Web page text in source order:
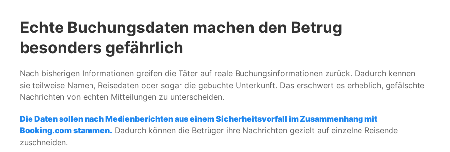
Echte Buchungsdaten machen den Betrug
besonders gefährlich
Nach bisherigen Informationen greifen die Täter auf reale Buchungsinformationen zurück. Dadurch kennen
sie teilweise Namen, Reisedaten oder sogar die gebuchte Unterkunft. Das erschwert es erheblich, gefälschte
Nachrichten von echten Mitteilungen zu unterscheiden.
Die Daten sollen nach Medienberichten aus einem Sicherheitsvorfall im Zusammenhang mit
Booking.com stammen. Dadurch können die Betrüger ihre Nachrichten gezielt auf einzelne Reisende
zuschneiden.